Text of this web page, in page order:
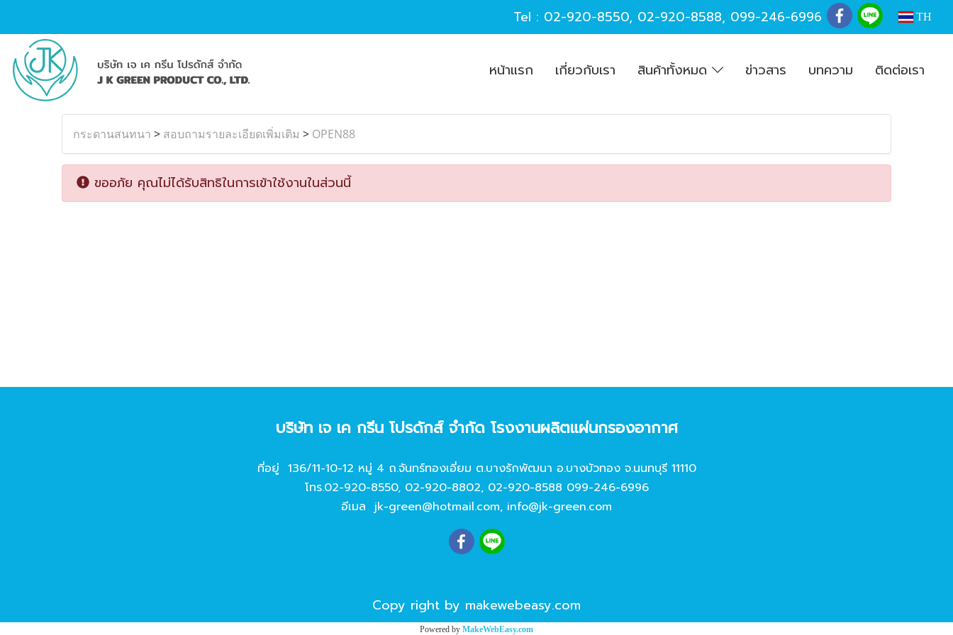
Tel : 02-920-8550, 02-920-8588, 099-246-6996 TH
หน้าแรก เกี่ยวกับเรา สินค้าทั้งหมด ข่าวสาร บทความ ติดต่อเรา
กระดานสนทนา > สอบถามรายละเอียดเพิ่มเติม > OPEN88
ขออภัย คุณไม่ได้รับสิทธิในการเข้าใช้งานในส่วนนี้
บริษัท เจ เค กรีน โปรดักส์ จํากัด โรงงานผลิตแผ่นกรองอากาศ
ที่อยู่ 136/11-10-12 หมู่ 4 ถ.จันทร์ทองเอี่ยม ต.บางรักพัฒนา อ.บางบัวทอง จ.นนทบุรี 11110
โทร.02-920-8550, 02-920-8802, 02-920-8588 099-246-6996
อีเมล jk-green@hotmail.com, info@jk-green.com
Copy right by makewebeasy.com
Powered by MakeWebEasy.com